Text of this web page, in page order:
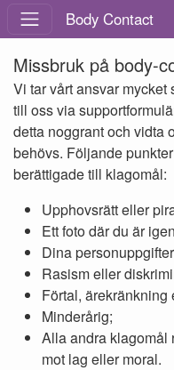
Body Contact
Missbruk på body-
Vi tar vårt ansvar
till oss via
detta noggrant och vidta
behövs. Följande
berättigade till klagomål:
Upphovsrätt eller
Ett foto där du är
Dina
Rasism eller
Förtal, ärekränkning
Minderårig;
Alla andra klagomål
mot lag eller moral.